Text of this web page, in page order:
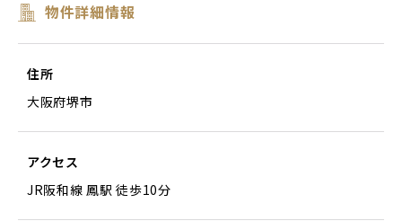
物件詳細情報
住所
大阪府堺市
アクセス
JR阪和線 鳳駅 徒歩10分